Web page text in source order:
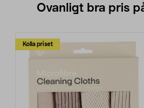
Ovanligt bra pris
Kolla priset